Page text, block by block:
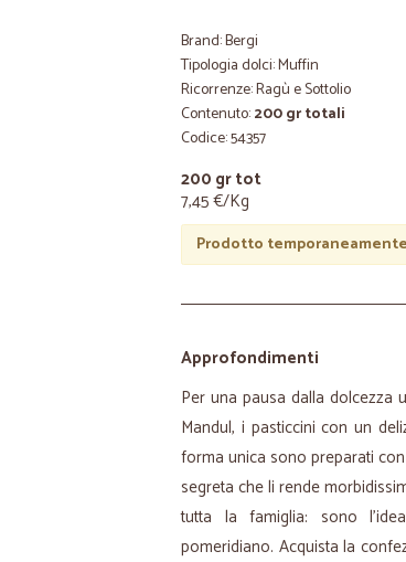
Brand: Bergi
Tipologia dolci: Muffin
Ricorrenze: Ragù e Sottolio
Contenuto:200 gr totali
Codice: 54357
200 gr tot
7,45 €/Kg
Prodotto
Approfondimenti
Per una pausa dalla dolcezza
Mandul, i pasticcini con un
forma unica sono preparati
segreta che li rende
tutta la famiglia: sono
pomeridiano. Acquista la